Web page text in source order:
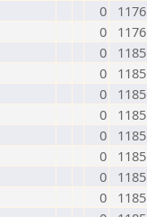
0
1176
0
1176
0
1185
0
1185
0
1185
0
1185
0
1185
0
1185
0
1185
0
1185